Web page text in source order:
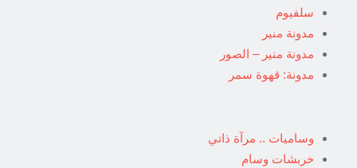
سلفيوم
مدونة منير
مدونة منير – الصور
مدونة: قهوة سمر
وساميات .. مرآة ذاتي
خربشات وسام